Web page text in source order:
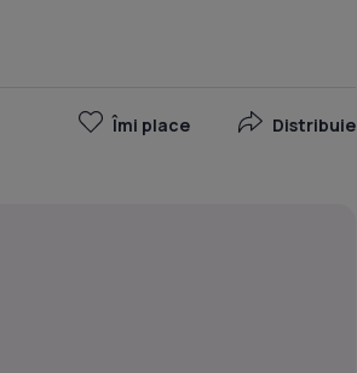
Îmi place Distribuie